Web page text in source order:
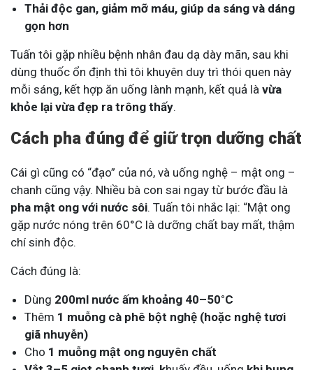
Thải độc gan, giảm mỡ máu, giúp da sáng và dáng
gọn hơn
Tuấn tôi gặp nhiều bệnh nhân đau dạ dày mãn, sau khi
dùng thuốc ổn định thì tôi khuyên duy trì thói quen này
mỗi sáng, kết hợp ăn uống lành mạnh, kết quả là vừa
khỏe lại vừa đẹp ra trông thấy.
Cách pha đúng để giữ trọn dưỡng chất
Cái gì cũng có “đạo” của nó, và uống nghệ – mật ong –
chanh cũng vậy. Nhiều bà con sai ngay từ bước đầu là
pha mật ong với nước sôi. Tuấn tôi nhắc lại: “Mật ong
gặp nước nóng trên 60°C là dưỡng chất bay mất, thậm
chí sinh độc.
Cách đúng là:
Dùng 200ml nước ấm khoảng 40–50°C
Thêm 1 muỗng cà phê bột nghệ (hoặc nghệ tươi
giã nhuyễn)
Cho 1 muỗng mật ong nguyên chất